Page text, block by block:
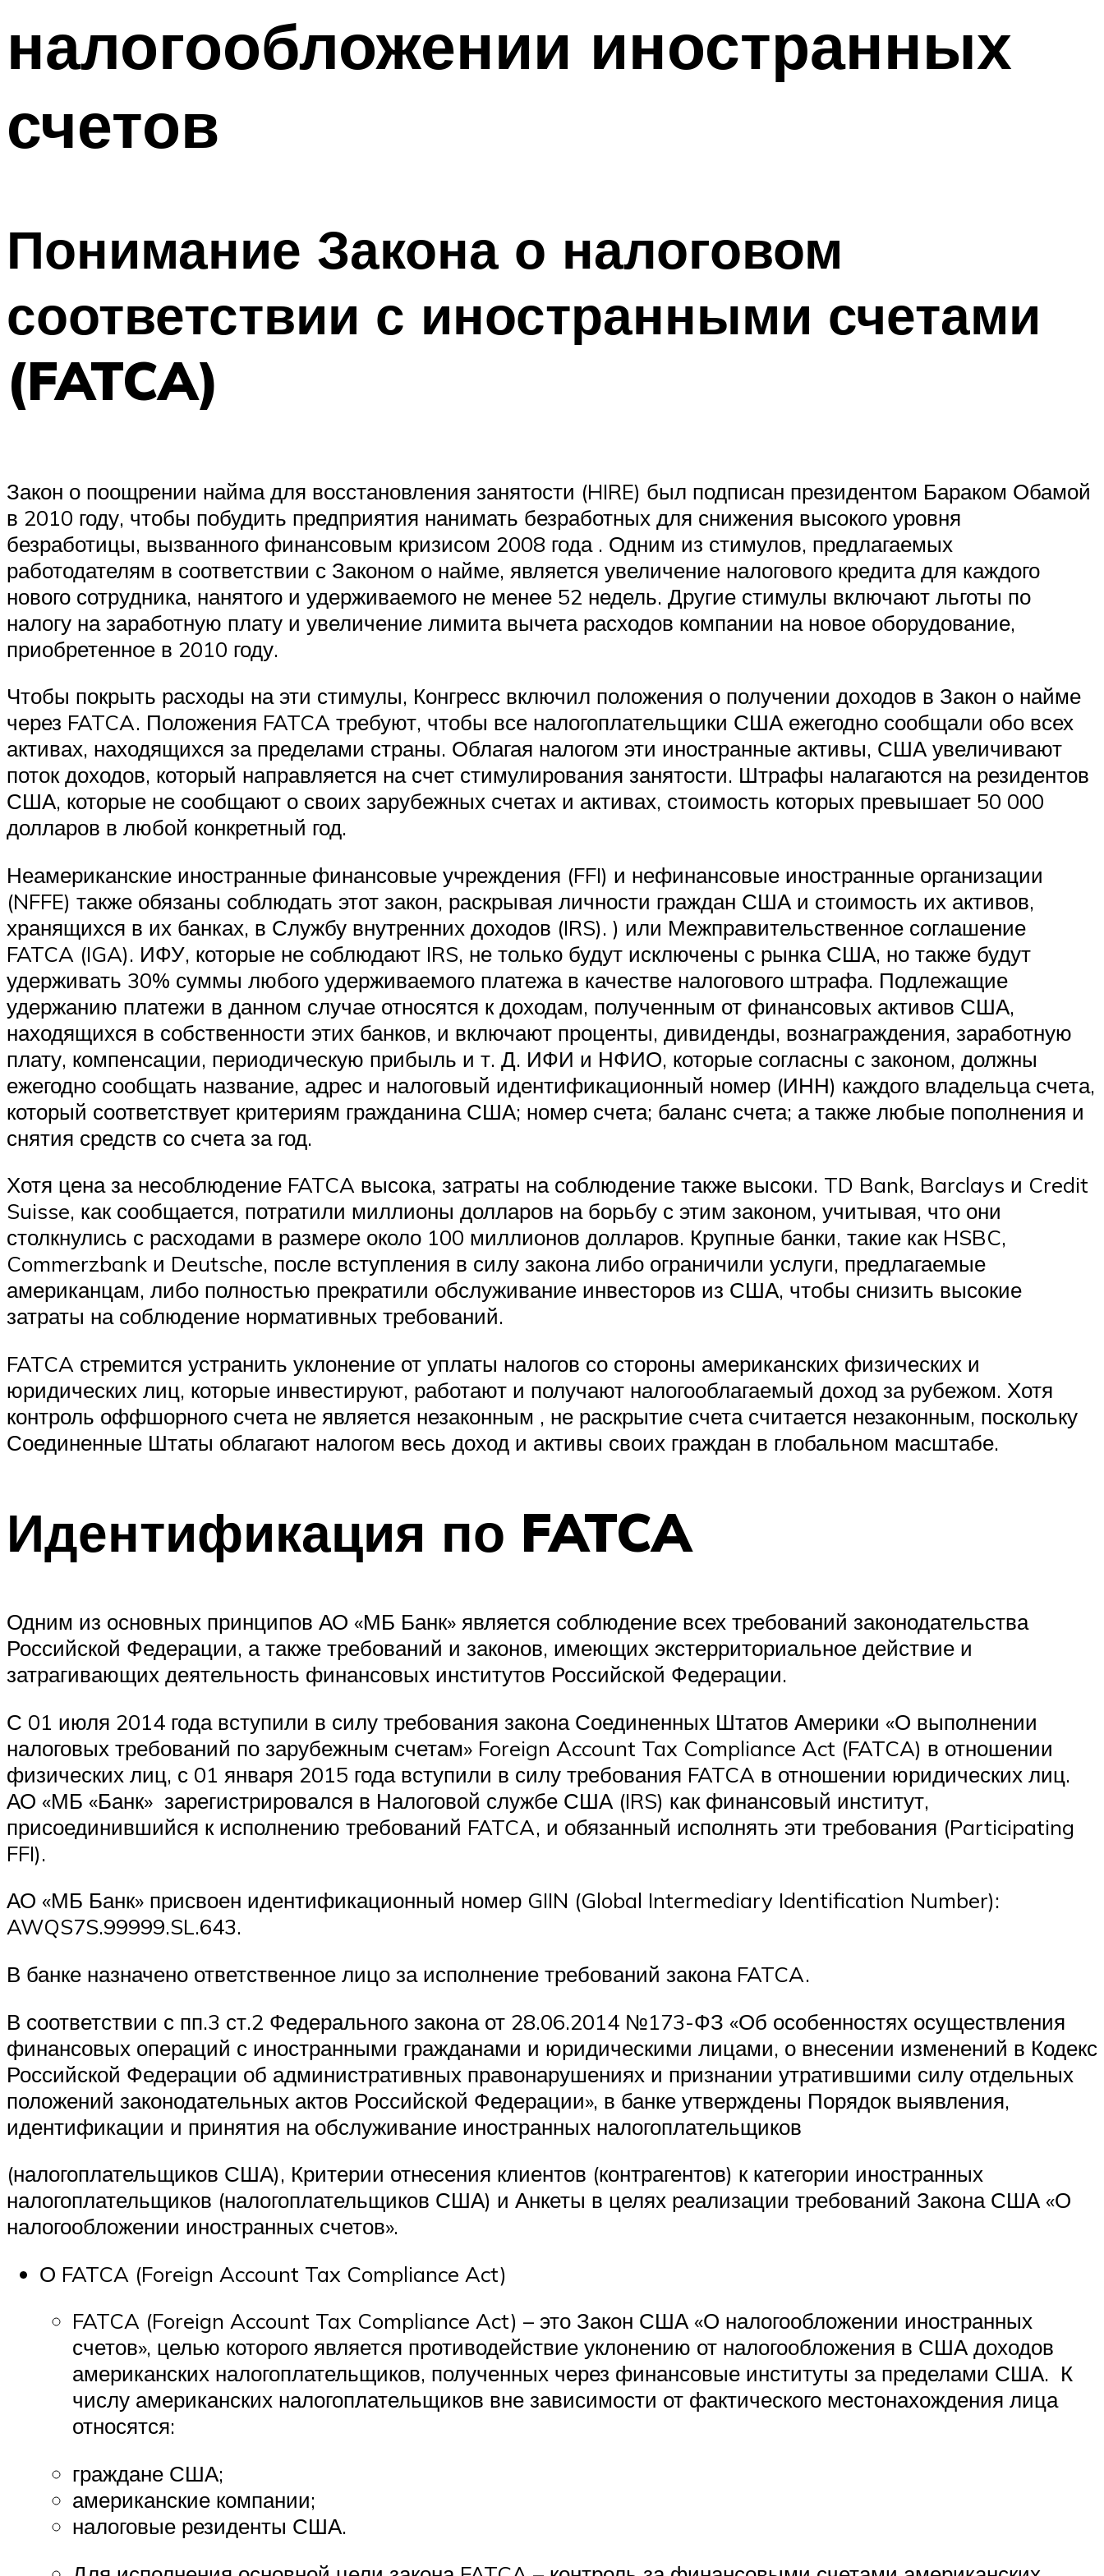
налогообложении иностранных
счетов
Понимание Закона о налоговом
соответствии с иностранными счетами
(FATCA)
Закон о поощрении найма для восстановления занятости (HIRE) был подписан президентом Бараком Обамой
в 2010 году, чтобы побудить предприятия нанимать безработных для снижения высокого уровня
безработицы, вызванного финансовым кризисом 2008 года . Одним из стимулов, предлагаемых
работодателям в соответствии с Законом о найме, является увеличение налогового кредита для каждого
нового сотрудника, нанятого и удерживаемого не менее 52 недель. Другие стимулы включают льготы по
налогу на заработную плату и увеличение лимита вычета расходов компании на новое оборудование,
приобретенное в 2010 году.
Чтобы покрыть расходы на эти стимулы, Конгресс включил положения о получении доходов в Закон о найме
через FATCA. Положения FATCA требуют, чтобы все налогоплательщики США ежегодно сообщали обо всех
активах, находящихся за пределами страны. Облагая налогом эти иностранные активы, США увеличивают
поток доходов, который направляется на счет стимулирования занятости. Штрафы налагаются на резидентов
США, которые не сообщают о своих зарубежных счетах и ​​активах, стоимость которых превышает 50 000
долларов в любой конкретный год.
Неамериканские иностранные финансовые учреждения (FFI) и нефинансовые иностранные организации
(NFFE) также обязаны соблюдать этот закон, раскрывая личности граждан США и стоимость их активов,
хранящихся в их банках, в Службу внутренних доходов (IRS). ) или Межправительственное соглашение
FATCA (IGA). ИФУ, которые не соблюдают IRS, не только будут исключены с рынка США, но также будут
удерживать 30% суммы любого удерживаемого платежа в качестве налогового штрафа. Подлежащие
удержанию платежи в данном случае относятся к доходам, полученным от финансовых активов США,
находящихся в собственности этих банков, и включают проценты, дивиденды, вознаграждения, заработную
плату, компенсации, периодическую прибыль и т. Д. ИФИ и НФИО, которые согласны с законом, должны
ежегодно сообщать название, адрес и налоговый идентификационный номер (ИНН) каждого владельца счета,
который соответствует критериям гражданина США; номер счета; баланс счета; а также любые пополнения и
снятия средств со счета за год.
Хотя цена за несоблюдение FATCA высока, затраты на соблюдение также высоки. TD Bank, Barclays и Credit
Suisse, как сообщается, потратили миллионы долларов на борьбу с этим законом, учитывая, что они
столкнулись с расходами в размере около 100 миллионов долларов. Крупные банки, такие как HSBC,
Commerzbank и Deutsche, после вступления в силу закона либо ограничили услуги, предлагаемые
американцам, либо полностью прекратили обслуживание инвесторов из США, чтобы снизить высокие
затраты на соблюдение нормативных требований.
FATCA стремится устранить уклонение от уплаты налогов со стороны американских физических и
юридических лиц, которые инвестируют, работают и получают налогооблагаемый доход за рубежом. Хотя
контроль оффшорного счета не является незаконным , не раскрытие счета считается незаконным, поскольку
Соединенные Штаты облагают налогом весь доход и активы своих граждан в глобальном масштабе.
Идентификация по FATCA
Одним из основных принципов АО «МБ Банк» является соблюдение всех требований законодательства
Российской Федерации, а также требований и законов, имеющих экстерриториальное действие и
затрагивающих деятельность финансовых институтов Российской Федерации.
С 01 июля 2014 года вступили в силу требования закона Соединенных Штатов Америки «О выполнении
налоговых требований по зарубежным счетам» Foreign Account Tax Compliance Act (FATCA) в отношении
физических лиц, с 01 января 2015 года вступили в силу требования FATCA в отношении юридических лиц.
АО «МБ «Банк» зарегистрировался в Налоговой службе США (IRS) как финансовый институт,
присоединившийся к исполнению требований FATCA, и обязанный исполнять эти требования (Participating
FFI).
АО «МБ Банк» присвоен идентификационный номер GIIN (Global Intermediary Identification Number):
AWQS7S.99999.SL.643.
В банке назначено ответственное лицо за исполнение требований закона FATCA.
В соответствии с пп.3 ст.2 Федерального закона от 28.06.2014 №173-ФЗ «Об особенностях осуществления
финансовых операций с иностранными гражданами и юридическими лицами, о внесении изменений в Кодекс
Российской Федерации об административных правонарушениях и признании утратившими силу отдельных
положений законодательных актов Российской Федерации», в банке утверждены Порядок выявления,
идентификации и принятия на обслуживание иностранных налогоплательщиков
(налогоплательщиков США), Критерии отнесения клиентов (контрагентов) к категории иностранных
налогоплательщиков (налогоплательщиков США) и Анкеты в целях реализации требований Закона США «О
налогообложении иностранных счетов».
О FATCA (Foreign Account Tax Compliance Act)
FATCA (Foreign Account Tax Compliance Act) – это Закон США «О налогообложении иностранных
счетов», целью которого является противодействие уклонению от налогообложения в США доходов
американских налогоплательщиков, полученных через финансовые институты за пределами США. К
числу американских налогоплательщиков вне зависимости от фактического местонахождения лица
относятся:
граждане США;
американские компании;
налоговые резиденты США.